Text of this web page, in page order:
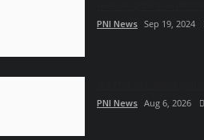
PNI News Sep 19, 2024
PNI News Aug 6, 2026